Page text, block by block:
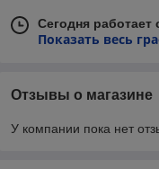
Сегодня работает
Показать весь
Отзывы о магазине
У компании пока нет